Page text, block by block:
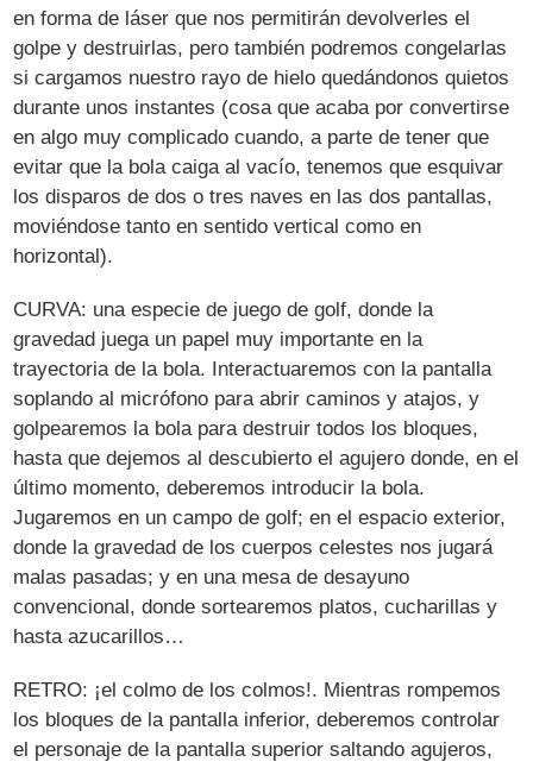
en forma de láser que nos permitirán devolverles el
golpe y destruirlas, pero también podremos congelarlas
si cargamos nuestro rayo de hielo quedándonos quietos
durante unos instantes (cosa que acaba por convertirse
en algo muy complicado cuando, a parte de tener que
evitar que la bola caiga al vacío, tenemos que esquivar
los disparos de dos o tres naves en las dos pantallas,
moviéndose tanto en sentido vertical como en
horizontal).
CURVA: una especie de juego de golf, donde la
gravedad juega un papel muy importante en la
trayectoria de la bola. Interactuaremos con la pantalla
soplando al micrófono para abrir caminos y atajos, y
golpearemos la bola para destruir todos los bloques,
hasta que dejemos al descubierto el agujero donde, en el
último momento, deberemos introducir la bola.
Jugaremos en un campo de golf; en el espacio exterior,
donde la gravedad de los cuerpos celestes nos jugará
malas pasadas; y en una mesa de desayuno
convencional, donde sortearemos platos, cucharillas y
hasta azucarillos…
RETRO: ¡el colmo de los colmos!. Mientras rompemos
los bloques de la pantalla inferior, deberemos controlar
el personaje de la pantalla superior saltando agujeros,